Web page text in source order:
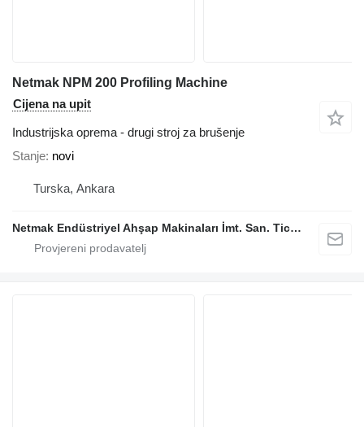
Netmak NPM 200 Profiling Machine
Cijena na upit
Industrijska oprema - drugi stroj za brušenje
Stanje novi
Turska, Ankara
Netmak Endüstriyel Ahşap Makinaları İmt. San. Tic. A.Ş.